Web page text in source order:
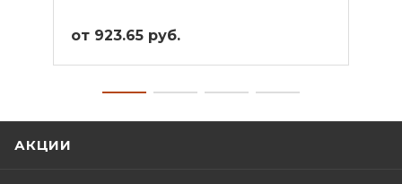
от 923.65 руб.
АКЦИИ